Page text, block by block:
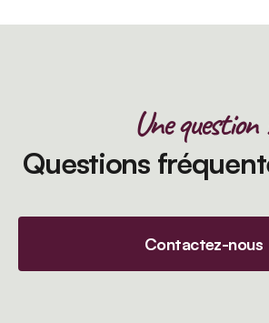
Une question
Questions
Contactez-nous